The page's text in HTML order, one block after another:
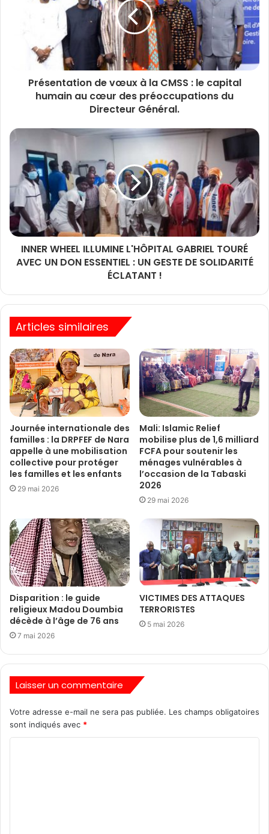
Présentation de vœux à la CMSS : le capital
humain au cœur des préoccupations du
Directeur Général.
INNER WHEEL ILLUMINE L'HÔPITAL GABRIEL TOURÉ
AVEC UN DON ESSENTIEL : UN GESTE DE SOLIDARITÉ
ÉCLATANT !
Articles similaires
Journée internationale des
familles : la DRPFEF de Nara
appelle à une mobilisation
collective pour protéger
les familles et les enfants
29 mai 2026
Mali: Islamic Relief
mobilise plus de 1,6 milliard
FCFA pour soutenir les
ménages vulnérables à
l’occasion de la Tabaski
2026
29 mai 2026
Disparition : le guide
religieux Madou Doumbia
décède à l’âge de 76 ans
7 mai 2026
VICTIMES DES ATTAQUES
TERRORISTES
5 mai 2026
Laisser un commentaire
Votre adresse e-mail ne sera pas publiée. Les champs obligatoires
sont indiqués avec *